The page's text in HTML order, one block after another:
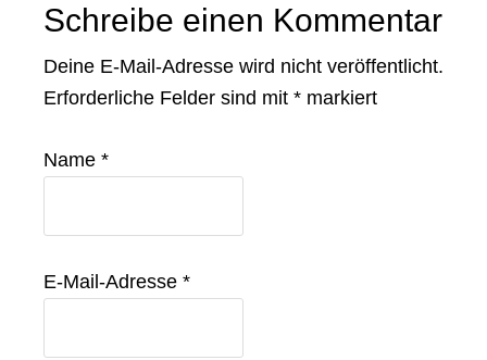
Leser-
Interaktionen
Schreibe einen Kommentar
Deine E-Mail-Adresse wird nicht veröffentlicht.
Erforderliche Felder sind mit * markiert
Name *
E-Mail-Adresse *